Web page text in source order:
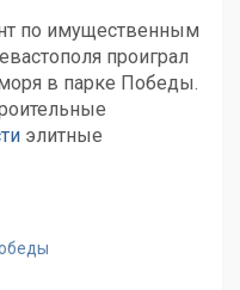
по имущественным
проиграл
в парке Победы.
элитные